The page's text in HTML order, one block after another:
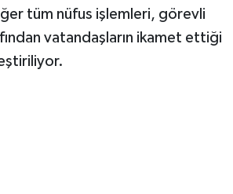
tüm nüfus işlemleri, görevli
vatandaşların ikamet ettiği